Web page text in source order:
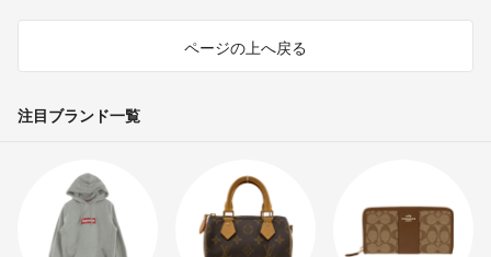
ページの上へ戻る
注目ブランド一覧